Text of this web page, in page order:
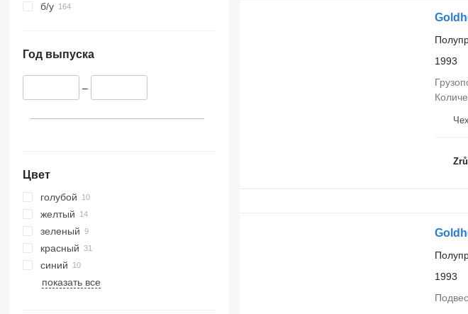
б/у
Год выпуска
–
Цвет
голубой
желтый
зеленый
красный
синий
показать все
1993
1993